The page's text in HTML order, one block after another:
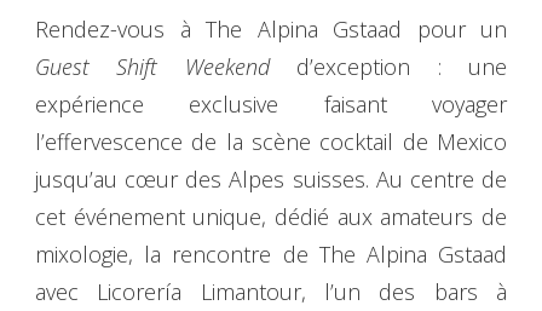
Rendez-vous à The Alpina Gstaad pour un
Guest Shift Weekend d’exception : une
expérience exclusive faisant voyager
l’effervescence de la scène cocktail de Mexico
jusqu’au cœur des Alpes suisses. Au centre de
cet événement unique, dédié aux amateurs de
mixologie, la rencontre de The Alpina Gstaad
avec Licorería Limantour, l’un des bars à